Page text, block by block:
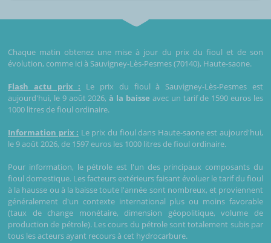
Chaque matin obtenez une mise à jour du prix du fioul et de son
évolution, comme ici à Sauvigney-Lès-Pesmes (70140), Haute-saone.
Flash actu prix : Le prix du fioul à Sauvigney-Lès-Pesmes est
aujourd'hui, le 9 août 2026,à la baisse avec un tarif de 1590 euros les
1000 litres de fioul ordinaire.
Information prix : Le prix du fioul dans Haute-saone est aujourd'hui,
le 9 août 2026, de 1597 euros les 1000 litres de fioul ordinaire.
Pour information, le pétrole est l'un des principaux composants du
fioul domestique. Les facteurs extérieurs faisant évoluer le tarif du fioul
à la hausse ou à la baisse toute l'année sont nombreux, et proviennent
généralement d'un contexte international plus ou moins favorable
(taux de change monétaire, dimension géopolitique, volume de
production de pétrole). Les cours du pétrole sont totalement subis par
tous les acteurs ayant recours à cet hydrocarbure.